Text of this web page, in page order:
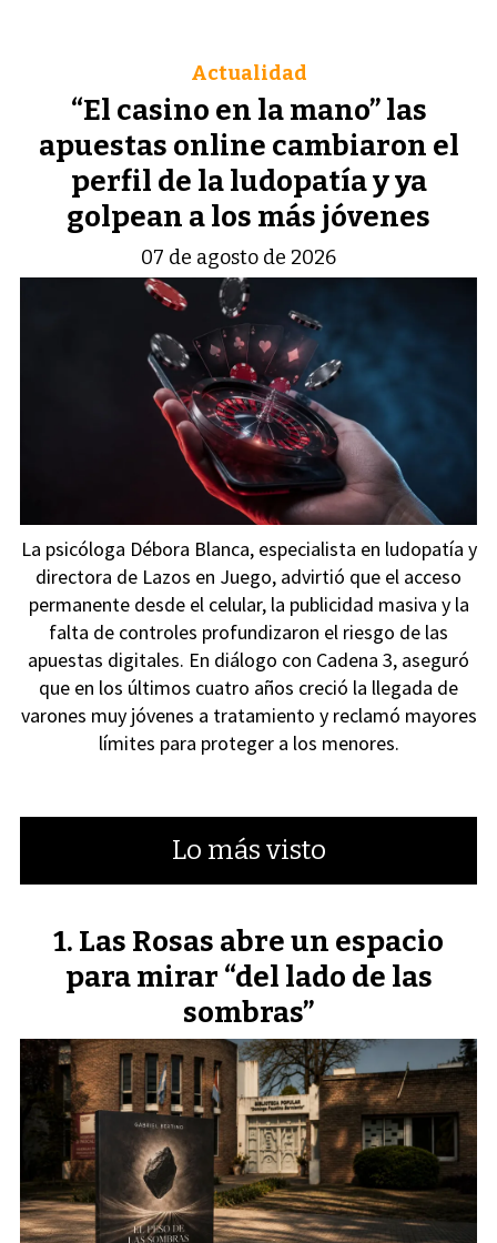
“El casino en la mano” las
apuestas online cambiaron el
perfil de la ludopatía y ya
golpean a los más jóvenes
Actualidad
07 de agosto de 2026
La psicóloga Débora Blanca, especialista en ludopatía y
directora de Lazos en Juego, advirtió que el acceso
permanente desde el celular, la publicidad masiva y la
falta de controles profundizaron el riesgo de las
apuestas digitales. En diálogo con Cadena 3, aseguró
que en los últimos cuatro años creció la llegada de
varones muy jóvenes a tratamiento y reclamó mayores
límites para proteger a los menores.
Lo más visto
Las Rosas abre un espacio
para mirar “del lado de las
sombras”